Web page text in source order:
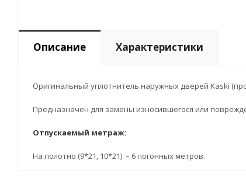
Описание Характеристики
Оригинальный уплотнитель наружных дверей Kaski
Предназначен для замены износившегося или
Отпускаемый метраж:
На полотно (9*21, 10*21) – 6 погонных метров.